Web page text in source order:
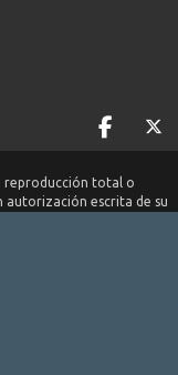
reproducción total o
autorización escrita de su